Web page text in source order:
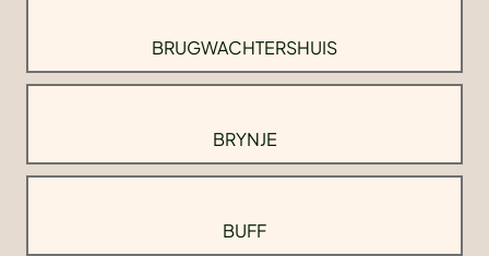
BRUGWACHTERSHUIS
BRYNJE
BUFF